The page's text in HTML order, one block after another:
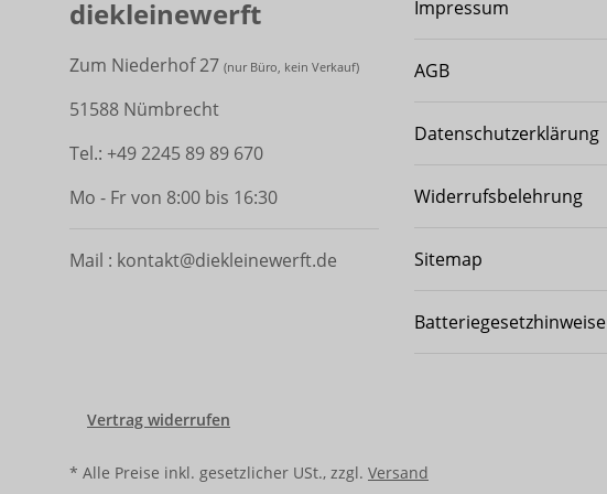
diekleinewerft
Zum Niederhof 27 (nur Büro, kein Verkauf)
51588 Nümbrecht
Tel.: +49 2245 89 89 670
Mo - Fr von 8:00 bis 16:30
Mail : kontakt@diekleinewerft.de
Impressum
AGB
Datenschutzerklärung
Widerrufsbelehrung
Sitemap
Batteriegesetzhinweise
Vertrag widerrufen
* Alle Preise inkl. gesetzlicher USt., zzgl. Versand